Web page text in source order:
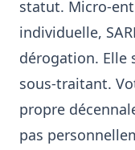
statut. Micro-
individuelle,
dérogation. Elle
sous-traitant.
propre
pas